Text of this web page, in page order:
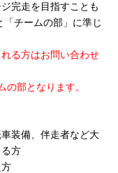
完走を目指すことも
チームの部」に準じ
る方はお問い合わせ
部となります。
装備、伴走者など大
方